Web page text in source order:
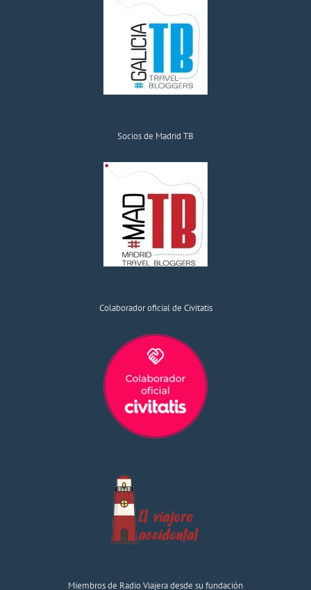
Socios de Madrid TB
Colaborador oficial de Civitatis
Miembros de Radio Viajera desde su fundación